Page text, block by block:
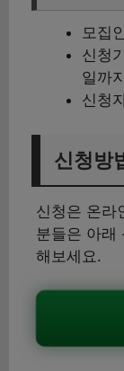
모집
신청
일까지
신청
신청방
신청은 온라
분들은 아래
해보세요.